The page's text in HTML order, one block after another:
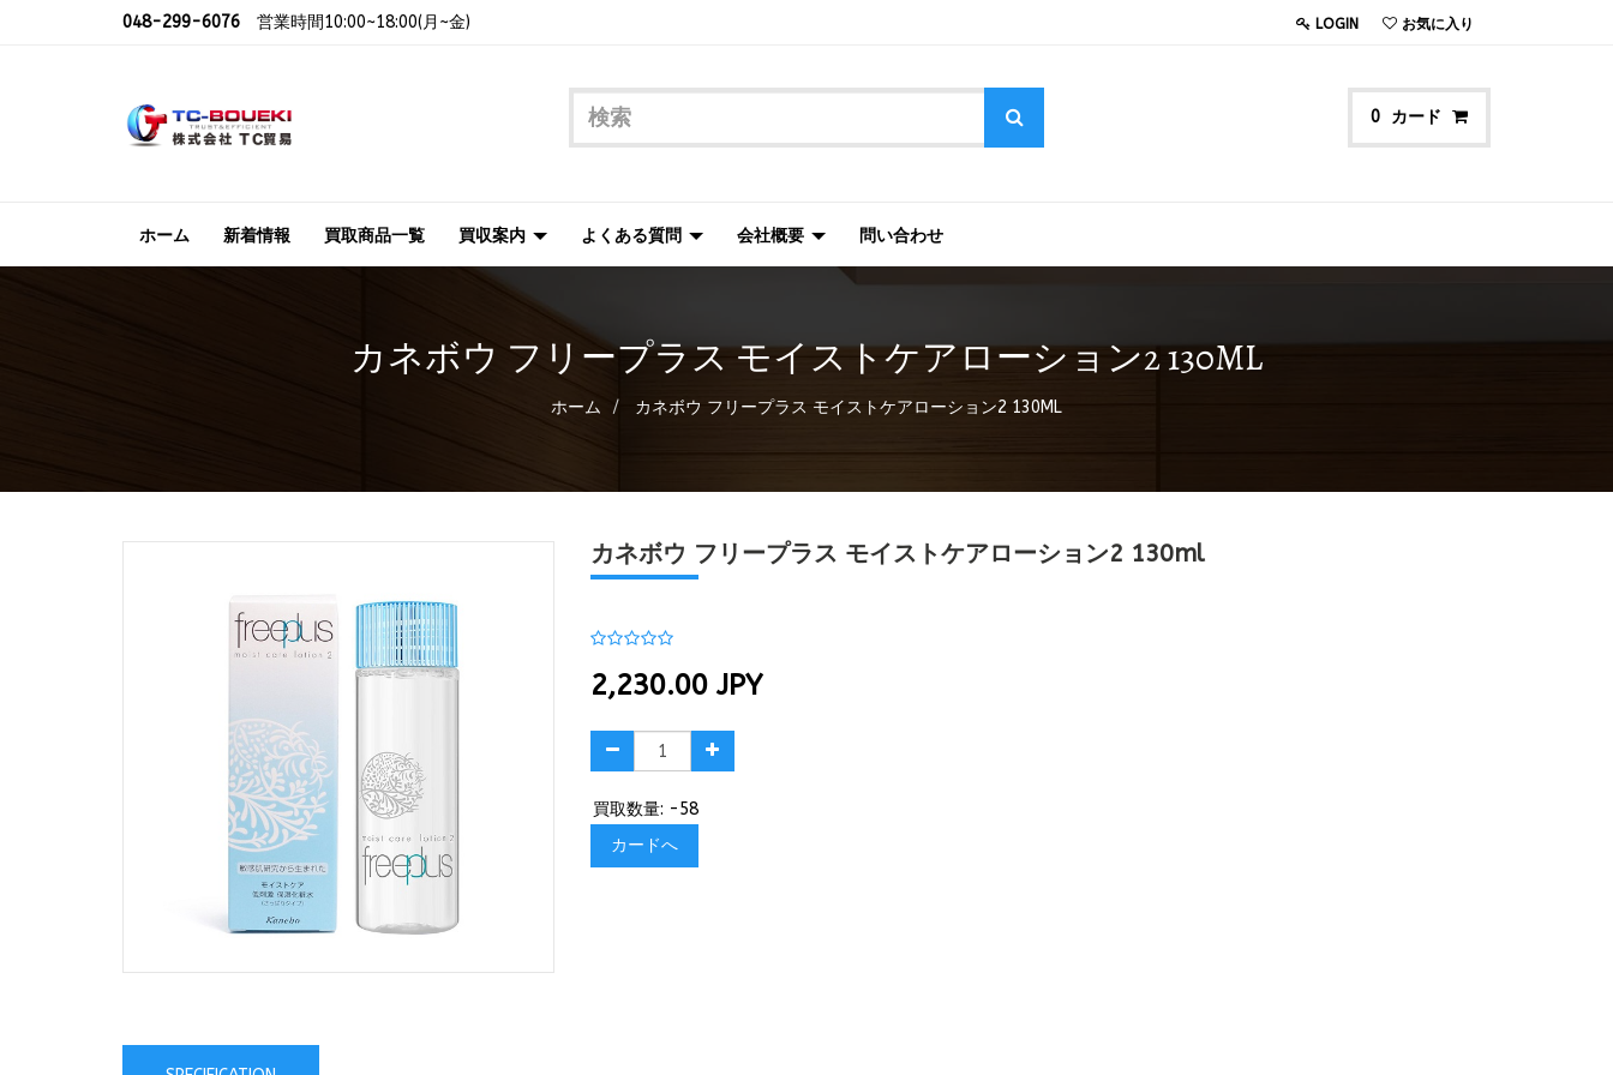
048-299-6076 営業時間10:00~18:00(月~金) LOGIN お気に入り
0 カード
ホーム 新着情報 買取商品一覧 買収案内 よくある質問 会社概要 問い合わせ
カネボウ フリープラス モイストケアローション2 130ML
ホーム カネボウ フリープラス モイストケアローション2 130ML
カネボウ フリープラス モイストケアローション2 130ml
2,230.00 JPY
買取数量: -58
カードへ